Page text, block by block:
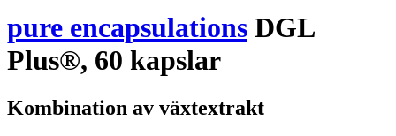
pure encapsulations DGL
Plus®, 60 kapslar
Kombination av växtextrakt